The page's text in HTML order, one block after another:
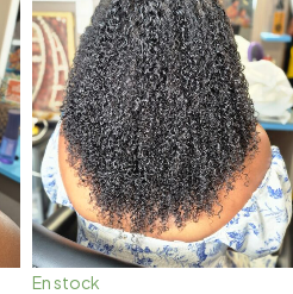
En stock